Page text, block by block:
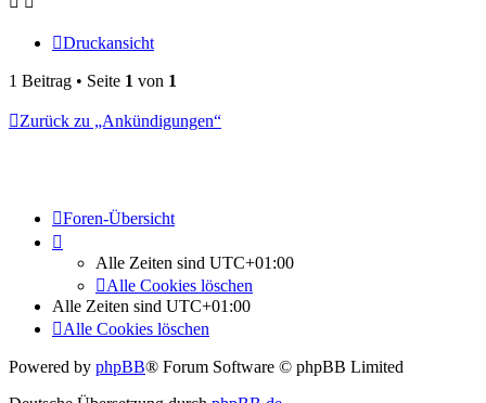
Druckansicht
1 Beitrag • Seite 1 von 1
Zurück zu „Ankündigungen“
Foren-Übersicht
Alle Zeiten sind UTC+01:00
Alle Cookies löschen
Alle Zeiten sind UTC+01:00
Alle Cookies löschen
Powered by phpBB® Forum Software © phpBB Limited